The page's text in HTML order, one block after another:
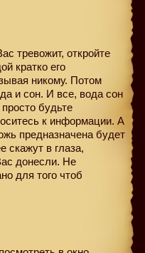
тревожит, откройте
кратко его
никому. Потом
и сон. И все, вода сон
будьте
к информации. А
предназначена будет
скажут в глаза,
донесли. Не
для того чтоб